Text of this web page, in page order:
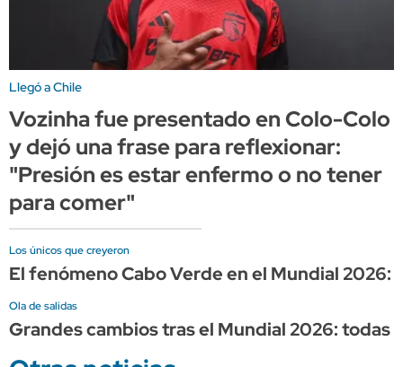
Llegó a Chile
Vozinha fue presentado en Colo-Colo
y dejó una frase para reflexionar:
"Presión es estar enfermo o no tener
para comer"
Los únicos que creyeron
El fenómeno Cabo Verde en el Mundial
Ola de salidas
Grandes cambios tras el Mundial 2026: todas